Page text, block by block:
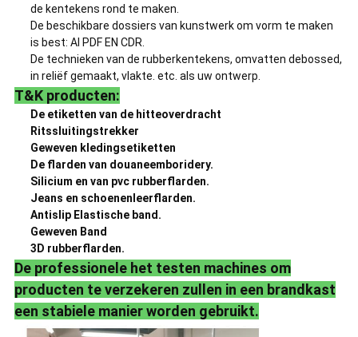
de kentekens rond te maken.
De beschikbare dossiers van kunstwerk om vorm te maken
is best: AI PDF EN CDR.
De technieken van de rubberkentekens, omvatten debossed,
in reliëf gemaakt, vlakte. etc. als uw ontwerp.
T&K producten:
De etiketten van de hitteoverdracht
Ritssluitingstrekker
Geweven kledingsetiketten
De flarden van douaneemboridery.
Silicium en van pvc rubberflarden.
Jeans en schoenenleerflarden.
Antislip Elastische band.
Geweven Band
3D rubberflarden.
De professionele het testen machines om
producten te verzekeren zullen in een brandkast
een stabiele manier worden gebruikt.